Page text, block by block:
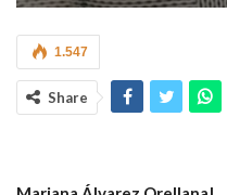
1.547
Share